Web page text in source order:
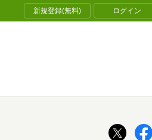
新規登録(無料) ログイン